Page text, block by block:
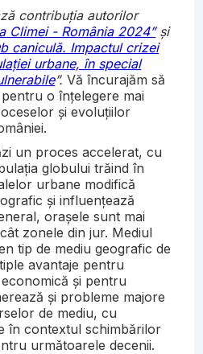
contribuția autorilor
Climei - România 2024”și
caniculă. Impactul crizei
urbane, în special
”.Vă încurajăm să
o înțelegere mai
și evoluțiilor
un proces accelerat, cu
globului trăind în
urbane modifică
și influențează
orașele sunt mai
zonele din jur. Mediul
tip de mediu geografic de
avantaje pentru
și pentru
și probleme majore
de mediu, cu
în contextul schimbărilor
următoarele decenii.